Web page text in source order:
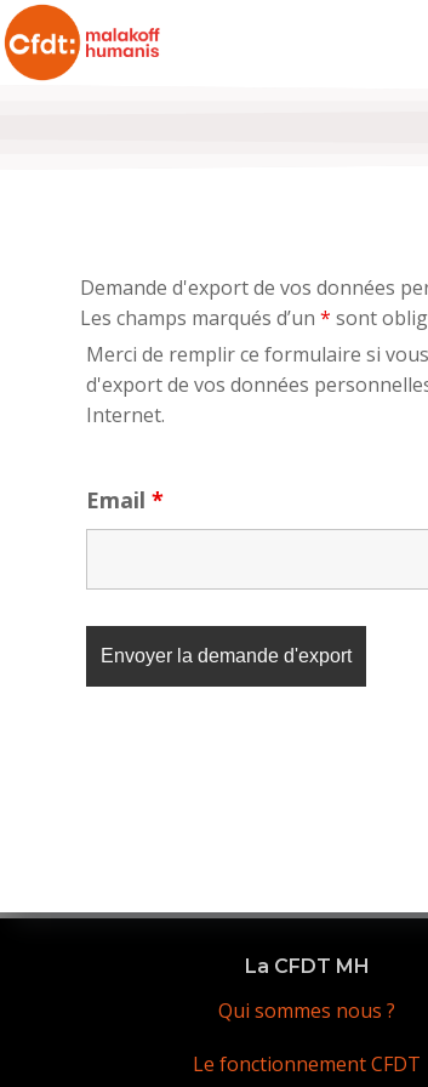
Demande d'export de vos données
Les champs marqués d’un * sont
Merci de remplir ce formulaire si
d'export de vos données
Internet.
Email *
La CFDT MH
Qui sommes nous ?
Le fonctionnement CFDT